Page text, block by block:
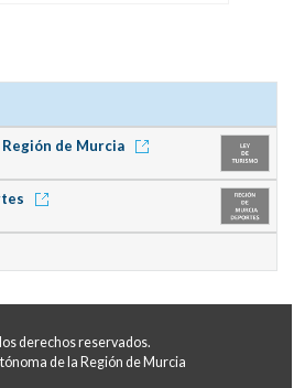
de Murcia
derechos reservados.
de la Región de Murcia